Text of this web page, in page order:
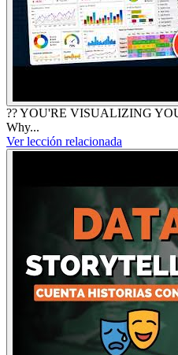
?? YOU'RE VISUALIZING
Why...
Ver lección relacionada